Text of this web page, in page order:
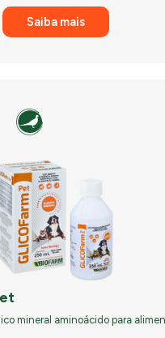
Saiba mais
mineral aminoácido para